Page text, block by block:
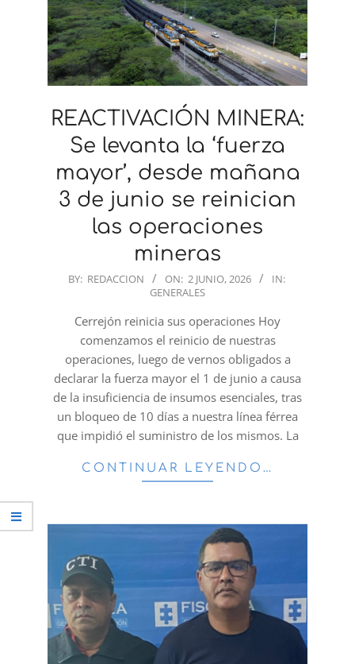
REACTIVACIÓN MINERA:
Se levanta la ‘fuerza
mayor’, desde mañana
3 de junio se reinician
las operaciones
mineras
2026-
BY: REDACCION ON: 2 JUNIO, 2026
IN:
GENERALES
Cerrejón reinicia sus operaciones Hoy
comenzamos el reinicio de nuestras
operaciones, luego de vernos obligados a
declarar la fuerza mayor el 1 de junio a causa
de la insuficiencia de insumos esenciales, tras
un bloqueo de 10 días a nuestra línea férrea
que impidió el suministro de los mismos. La
CONTINUAR LEYENDO…